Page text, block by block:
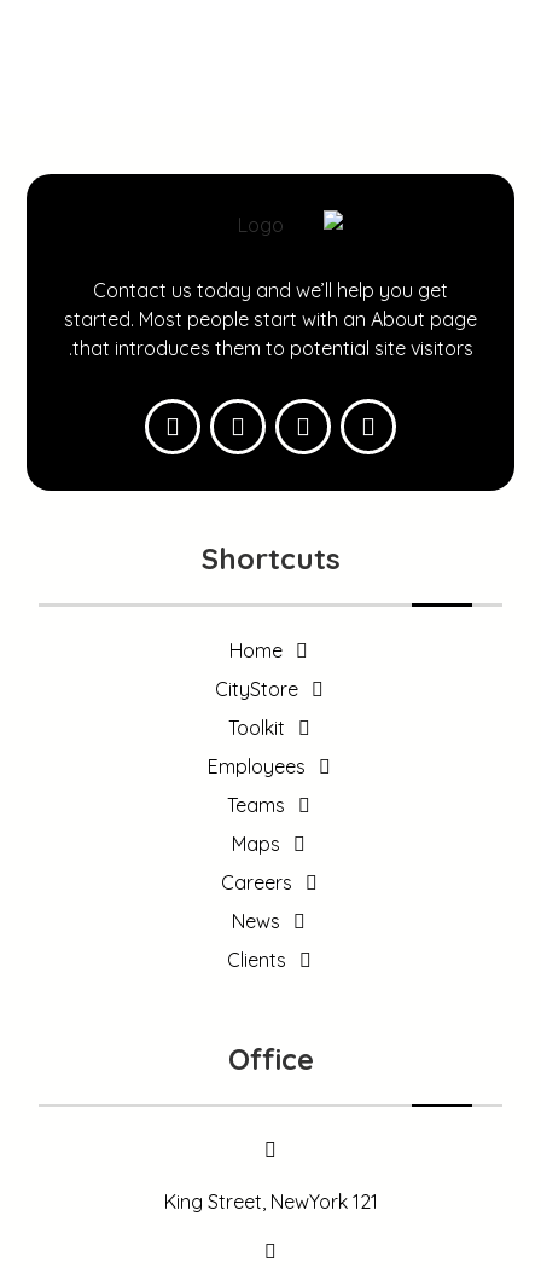
Contact us today and we’ll help you get
started. Most people start with an About page
that introduces them to potential site visitors.
Shortcuts
Home
CityStore
Toolkit
Employees
Teams
Maps
Careers
News
Clients
Office
121 King Street, NewYork